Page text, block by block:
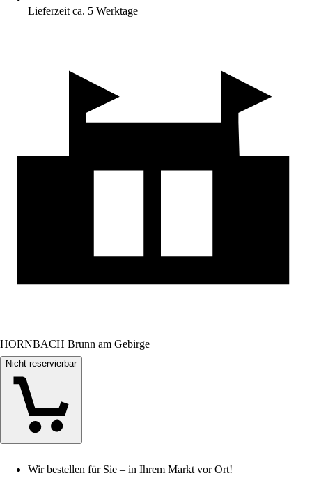
Lieferzeit ca. 5 Werktage
HORNBACH Brunn am Gebirge
Nicht reservierbar
Wir bestellen für Sie – in Ihrem Markt vor Ort!